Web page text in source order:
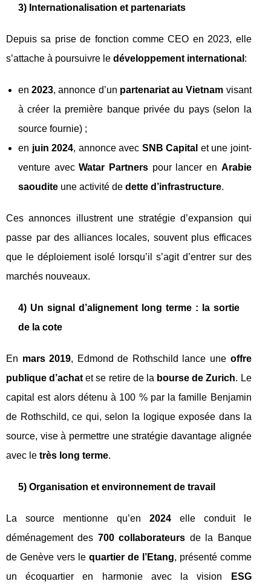
3) Internationalisation et partenariats
Depuis sa prise de fonction comme CEO en 2023, elle
s’attache à poursuivre le développement international :
en2023, annonce d’un partenariat au Vietnam visant
à créer la première banque privée du pays (selon la
source fournie) ;
en juin 2024, annonce avec SNB Capital et une joint-
venture avecWatar Partnerspour lancer en Arabie
saoudite une activité de dette d’infrastructure.
Ces annonces illustrent une stratégie d’expansion qui
passe par des alliances locales, souvent plus efficaces
que le déploiement isolé lorsqu’il s’agit d’entrer sur des
marchés nouveaux.
4) Un signal d’alignement long terme : la sortie
de la cote
En mars 2019, Edmond de Rothschild lance une offre
publique d’achat et se retire de la bourse de Zurich. Le
capital est alors détenu à 100 % par la famille Benjamin
de Rothschild, ce qui, selon la logique exposée dans la
source, vise à permettre une stratégie davantage alignée
avec le très long terme.
5) Organisation et environnement de travail
La source mentionne qu’en 2024elle conduit le
déménagement des 700 collaborateurs de la Banque
de Genève vers le quartier de l’Etang, présenté comme
un écoquartier en harmonie avec la vision
ESG